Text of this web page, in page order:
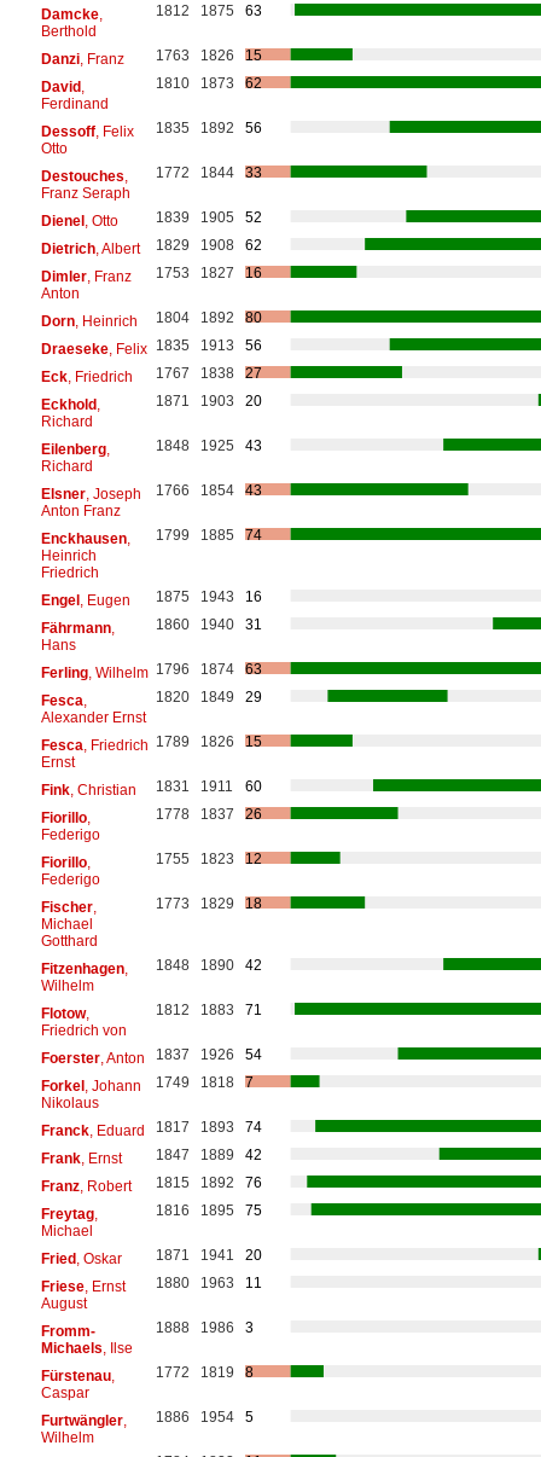
Damcke,
Berthold
1812 1875 63
Danzi, Franz 1763 1826
15
David,
Ferdinand
1810 1873 62
Dessoff, Felix
Otto
1835 1892 56
Destouches
Franz Seraph
1772 1844 33
Dienel, Otto 1839 1905
52
Dietrich, Albert 1829 1908
62
Dimler, Franz
Anton
1753 1827 16
Dorn, Heinrich 1804 1892
80
Draeseke, Felix 1835 1913
56
Eck, Friedrich 1767 1838
27
Eckhold,
Richard
1871 1903 20
Eilenberg,
Richard
1848 1925 43
Elsner, Joseph
Anton Franz
1766 1854 43
Enckhausen,
Heinrich
Friedrich
1799 1885 74
Engel, Eugen 1875 1943
16
Fährmann,
Hans
1860 1940 31
Ferling, Wilhelm 1796 1874
63
Fesca
Alexander Ernst
1820 1849 29
Fesca , Friedrich
Ernst
1789 1826 15
Fink, Christian 1831 1911
60
Fiorillo,
Federigo
1778 1837 26
Fiorillo,
Federigo
1755 1823 12
Fischer,
Michael
Gotthard
1773 1829 18
Fitzenhagen,
Wilhelm
1848 1890 42
Flotow,
Friedrich von
1812 1883 71
Foerster, Anton 1837 1926
54
Forkel, Johann
Nikolaus
1749 1818 7
Franck, Eduard 1817 1893
74
Frank, Ernst 1847 1889
42
Franz, Robert 1815 1892
76
Freytag,
Michael
1816 1895 75
Fried, Oskar 1871 1941
20
Friese, Ernst
August
1880 1963 11
Fromm-
Michaels , Ilse
1888 1986 3
Fürstenau,
Caspar
1772 1819 8
Furtwängler,
Wilhelm
1886 1954 5